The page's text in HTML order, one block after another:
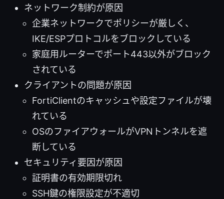
ネットワーク制約が原因
企業ネットワークでポリシーが厳しく、
IKE/ESPプロトコルをブロックしている
家庭用ルーターでポート443以外がブロック
されている
クライアントの問題が原因
FortiClientのキャッシュや設定ファイルが壊
れている
OSのファイアウォールがVPNトンネルを遮
断している
セキュリティ要因が原因
証明書の有効期限切れ
SSH鍵の権限設定が不適切